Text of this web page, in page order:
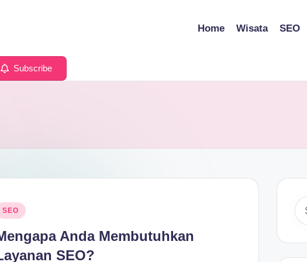
Home Wisata SEO
Subscribe
SEO
Anda Membutuhkan
SEO?